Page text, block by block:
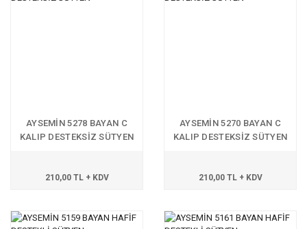
AYSEMİN 5278 BAYAN C
KALIP DESTEKSİZ SÜTYEN
210,00 TL + KDV
AYSEMİN 5270 BAYAN C
KALIP DESTEKSİZ SÜTYEN
210,00 TL + KDV